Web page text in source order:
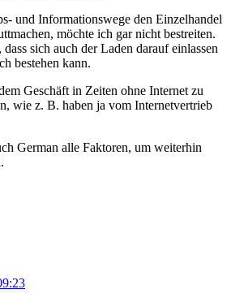
und Informationswege den Einzelhandel
möchte ich gar nicht bestreiten.
sich auch der Laden darauf einlassen
bestehen kann.
Geschäft in Zeiten ohne Internet zu
wie z. B. haben ja vom Internetvertrieb
German alle Faktoren, um weiterhin